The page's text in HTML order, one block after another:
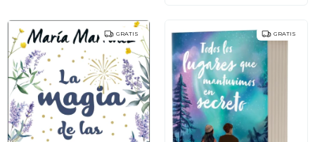
GRATIS GRATIS